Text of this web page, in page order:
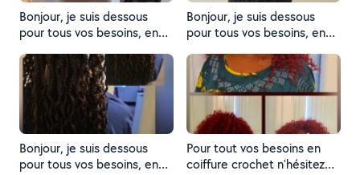
Bonjour, je suis dessous
pour tous vos besoins, en
contacter. Merci. À bientôt
Bonjour, je suis dessous
pour tous vos besoins, en
contacter. Merci. À bientôt.
Bonjour, je suis dessous
pour tous vos besoins, en
Pour tout vos besoins en
coiffure crochet n'hésitez